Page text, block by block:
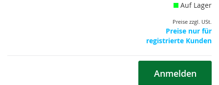
Auf Lager
Preise zzgl. USt.
Preise nur für
registrierte Kunden
Anmelden